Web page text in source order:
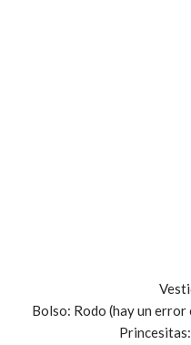
Bolso: Rodo (hay un